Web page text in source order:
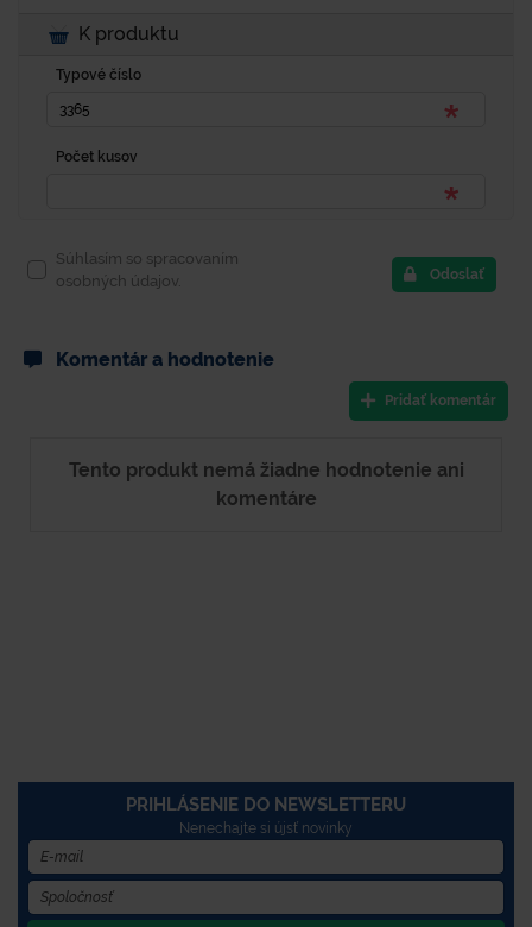
K produktu
Typové číslo
Počet kusov
Súhlasím so spracovaním
osobných údajov.
Odoslať
Komentár a hodnotenie
Pridať komentár
Tento produkt nemá žiadne hodnotenie ani
komentáre
PRIHLÁSENIE DO NEWSLETTERU
Nenechajte si újsť novinky